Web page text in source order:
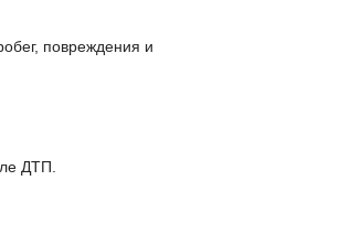
повреждения и
ДТП.